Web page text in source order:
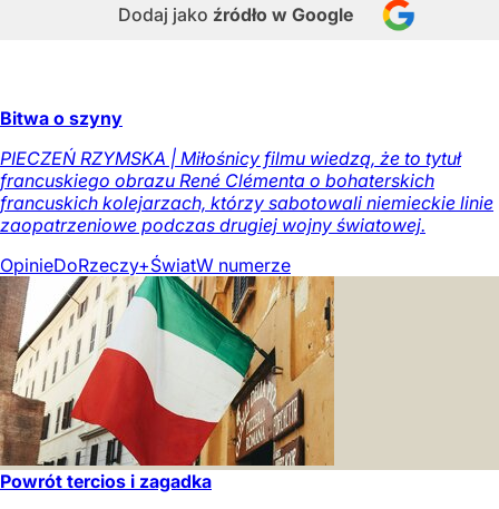
Dodaj jako źródło w Google
Bitwa o szyny
PIECZEŃ RZYMSKA | Miłośnicy filmu wiedzą, że to tytuł
francuskiego obrazu René Clémenta o bohaterskich
francuskich kolejarzach, którzy sabotowali niemieckie linie
zaopatrzeniowe podczas drugiej wojny światowej.
OpinieDoRzeczy+ŚwiatW numerze
Powrót tercios i zagadka